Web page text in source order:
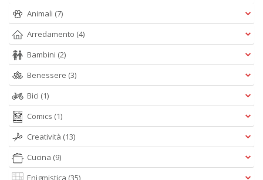
Animali (7)
Arredamento (4)
Bambini (2)
Benessere (3)
Bici (1)
Comics (1)
Creatività (13)
Cucina (9)
Enigmistica (35)